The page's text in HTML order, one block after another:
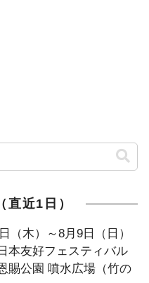
直近1日）
（木）～8月9日（日）
本友好フェスティバル
賜公園 噴水広場（竹の